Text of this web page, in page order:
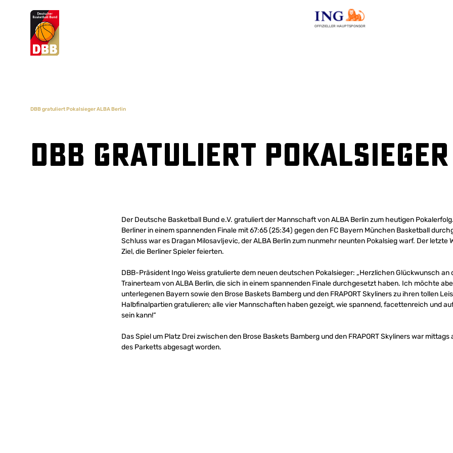
OFFIZIELLER HAUPTSPONSOR
Suchvorschläge
DBB gratuliert Pokalsieger ALBA Berlin
DBB gratuliert Pokalsieger
Der Deutsche Basketball Bund e.V. gratuliert der Mannschaft von ALBA Berlin zum heutigen
Berliner in einem spannenden Finale mit 67:65 (25:34) gegen den FC Bayern München Basketball
Schluss war es Dragan Milosavljevic, der ALBA Berlin zum nunmehr neunten Pokalsieg warf. Der letzte
Ziel, die Berliner Spieler feierten.
DBB-Präsident Ingo Weiss gratulierte dem neuen deutschen Pokalsieger: „Herzlichen Glückwunsch an
Trainerteam von ALBA Berlin, die sich in einem spannenden Finale durchgesetzt haben. Ich möchte
unterlegenen Bayern sowie den Brose Baskets Bamberg und den FRAPORT Skyliners zu ihren tollen
Halbfinalpartien gratulieren; alle vier Mannschaften haben gezeigt, wie spannend, facettenreich und
sein kann!“
Das Spiel um Platz Drei zwischen den Brose Baskets Bamberg und den FRAPORT Skyliners war
des Parketts abgesagt worden.